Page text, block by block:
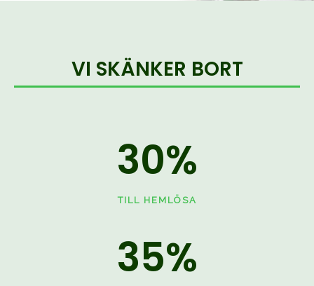
VI SKÄNKER BORT
30%
TILL HEMLÖSA
35%